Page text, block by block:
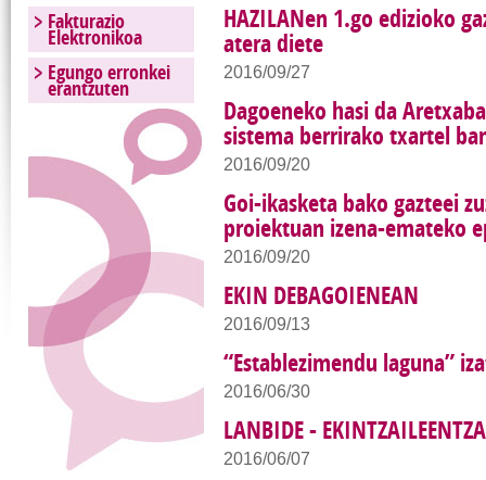
HAZILANen 1.go edizioko
atera diete
2016/09/27
Dagoeneko hasi da
sistema berrirako txartel
2016/09/20
Goi-ikasketa bako gazteei
proiektuan izena-emateko
2016/09/20
EKIN DEBAGOIENEAN
2016/09/13
“Establezimendu laguna”
2016/06/30
LANBIDE -
2016/06/07
Fakturazio
Elektronikoa
Egungo erronkei
erantzuten